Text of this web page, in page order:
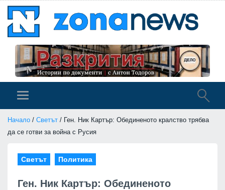
Начало / Светът / Ген. Ник Картър: Обединеното кралство трябва
да се готви за война с Русия
Светът Политика
Ген. Ник Картър: Обединеното